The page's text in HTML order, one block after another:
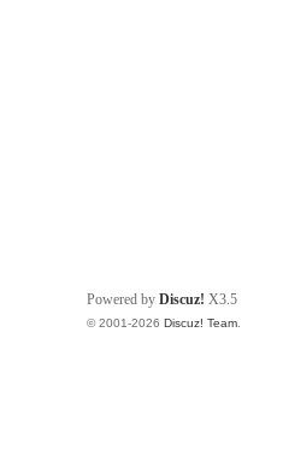
Powered by Discuz! X3.5
© 2001-2026 Discuz! Team